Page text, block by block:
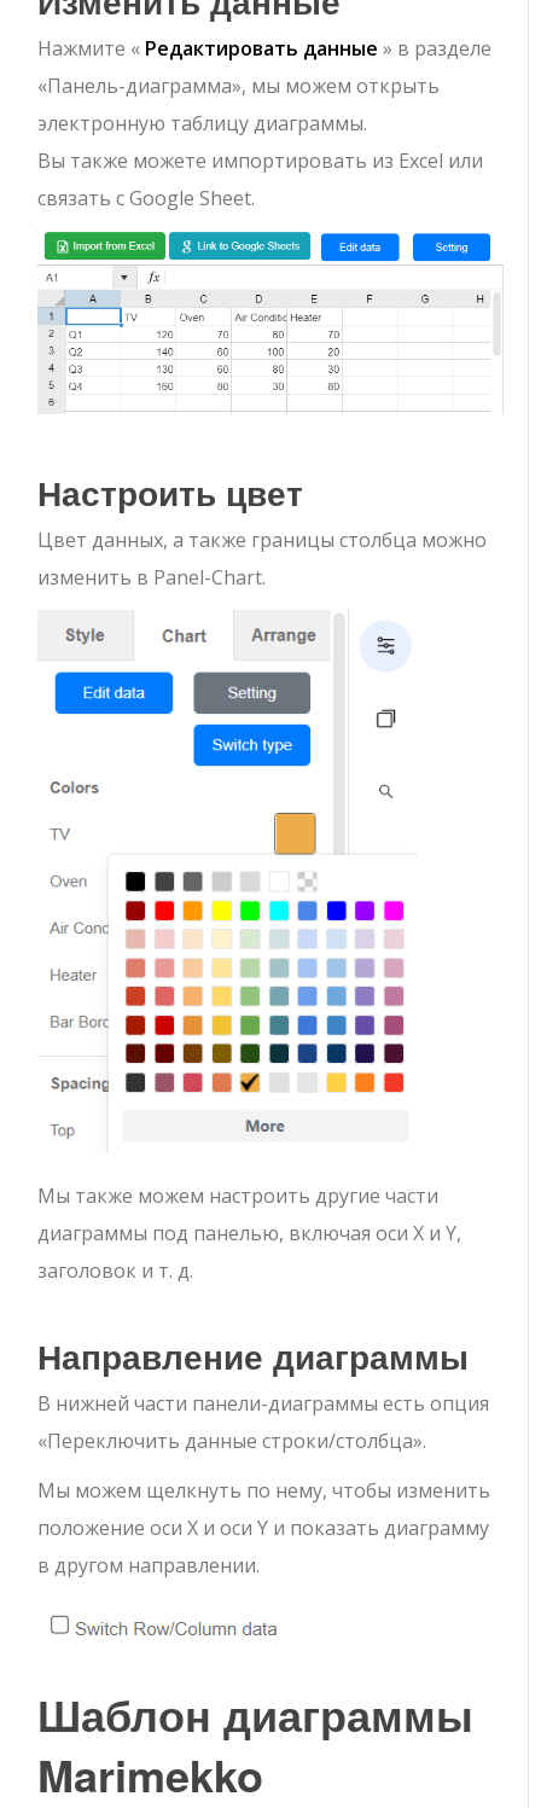
Нажмите « Редактировать данные » в разделе
«Панель-диаграмма», мы можем открыть
электронную таблицу диаграммы.
Вы также можете импортировать из Excel или
связать с Google Sheet.
Настроить цвет
Цвет данных, а также границы столбца можно
изменить в Panel-Chart.
Мы также можем настроить другие части
диаграммы под панелью, включая оси X и Y,
заголовок и т. д.
Направление диаграммы
В нижней части панели-диаграммы есть опция
«Переключить данные строки/столбца».
Мы можем щелкнуть по нему, чтобы изменить
положение оси X и оси Y и показать диаграмму
в другом направлении.
Шаблон диаграммы
Marimekko